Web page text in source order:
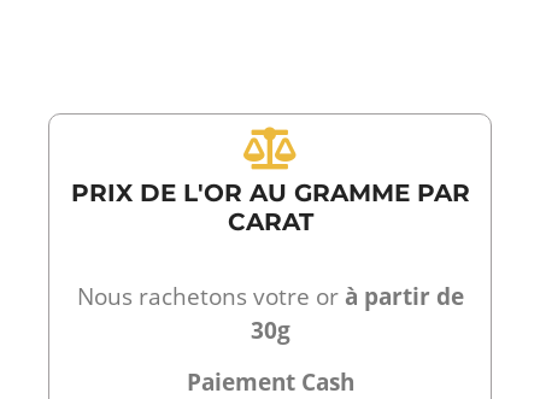
PRIX DE L'OR AU GRAMME PAR
CARAT
Nous rachetons votre orà partir de
30g
Paiement Cash